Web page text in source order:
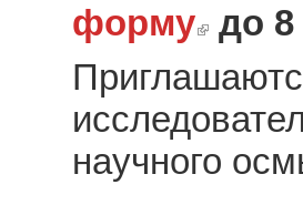
форму (link is
до
научного